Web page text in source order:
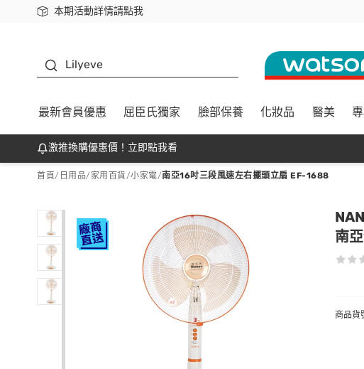
本期活動詳情請點我
下載app最高回饋$350
Lilyeve
最新會員優惠 屈臣氏獨家 臉部保養 化妝品 醫美
激推換購優惠價！立即點我看
首頁/ 日用品/ 家用百貨/小家電/南亞16吋三段風速左右擺頭立扇 EF-1688
南
商品貨